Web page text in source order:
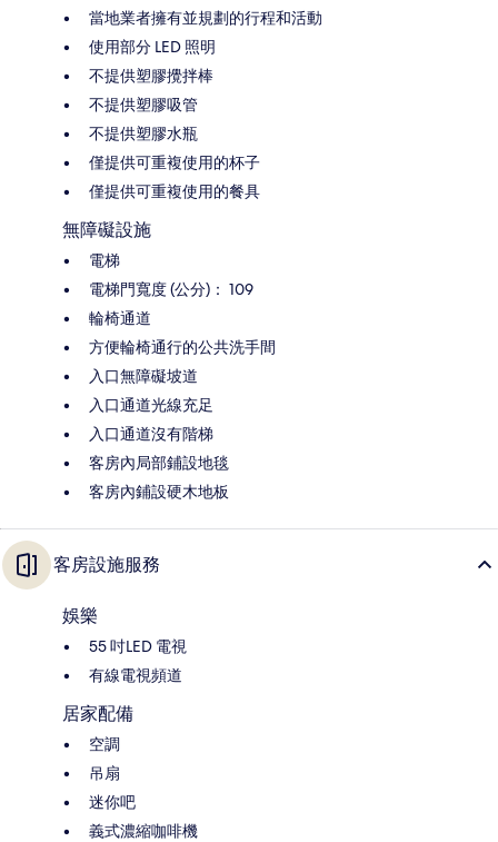
當地業者擁有並規劃的行程和活動
使用部分 LED 照明
不提供塑膠攪拌棒
不提供塑膠吸管
不提供塑膠水瓶
僅提供可重複使用的杯子
僅提供可重複使用的餐具
無障礙設施
電梯
電梯門寬度 (公分)： 109
輪椅通道
方便輪椅通行的公共洗手間
入口無障礙坡道
入口通道光線充足
入口通道沒有階梯
客房內局部鋪設地毯
客房內鋪設硬木地板
客房設施服務
娛樂
55 吋LED 電視
有線電視頻道
居家配備
空調
吊扇
迷你吧
義式濃縮咖啡機